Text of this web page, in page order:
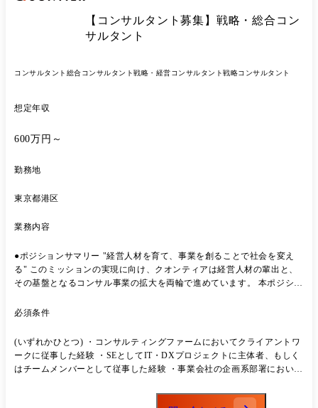
【コンサルタント募集】戦略・総合コン
サルタント
コンサルタント 総合コンサルタント戦略・経営コンサルタント戦略コンサルタント
想定年収
600万円～
勤務地
東京都港区
業務内容
●ポジションサマリー "経営人材を育て、事業を創ることで社会を変え
る" このミッションの実現に向け、クオンティアは経営人材の輩出と、
その基盤となるコンサル事業の拡大を両輪で進めています。 本ポジショ
だく戦略・総合コンサルタントを募集します。 AI活用を前提とした働き
らの時代に通用するスキル・経験を、実戦を通じて積んでいただけま
す。 ●担っていただく役割(イメージ) 高難易度案件の獲得・プロジェク
トデリバリーの中核として、クラスごとに以下を担っていただきます。
位者サポート ・担当タスクの自走遂行(論点整理、分析、提案資料の作
成) ・プロジェクト内で上位者(SC/M)と連携し、アウトプットの品質を
必須条件
(いずれかひとつ) ・コンサルティングファームにおいてクライアントワ
ークに従事した経験 ・SEとしてIT・DXプロジェクトに主体者、もしく
はチームメンバーとして従事した経験 ・事業会社の企画系部署において
験 ・高いコミュニケーション能力と未経験領域へのキャッチアップ能力